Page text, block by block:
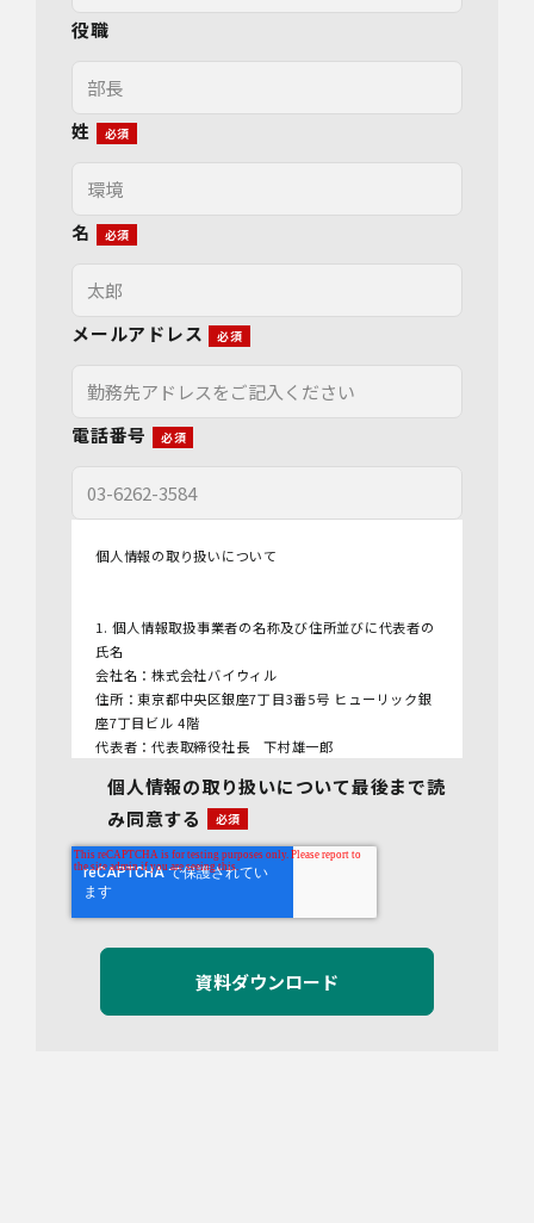
役職
姓
名
メールアドレス
電話番号
個人情報の取り扱いについて
1. 個人情報取扱事業者の名称及び住所並びに代表者の
氏名
会社名：株式会社バイウィル
住所：東京都中央区銀座7丁目3番5号 ヒューリック銀
座7丁目ビル 4階
代表者：代表取締役社長 下村雄一郎
2.個人情報保護管理者
管理者名：管理部長
連絡先：info@bywill.co.jp
3.利用目的
ます。）の利用目的は以下のとおりです。個人情報の
提供は任意ですが、必要な情報をご提供いただけない
場合、適切な対応ができないことがあります。
個人情報の取り扱いについて最後まで読
み同意する